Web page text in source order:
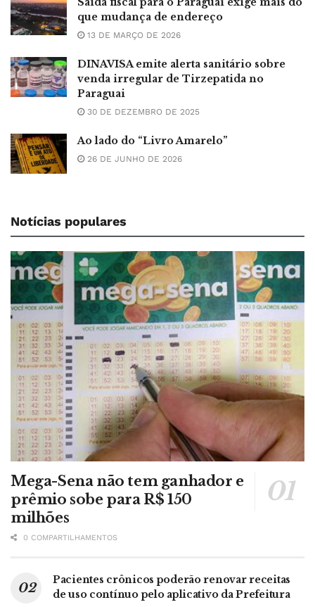
que mudança de endereço
13 DE MARÇO DE 2026
DINAVISA emite alerta sanitário sobre
venda irregular de Tirzepatida no
Paraguai
30 DE DEZEMBRO DE 2025
Ao lado do “Livro Amarelo”
26 DE JUNHO DE 2026
Notícias populares
Mega-Sena não tem ganhador e
prêmio sobe para R$ 150
milhões
0 COMPARTILHAMENTOS
Pacientes crônicos poderão renovar receitas
de uso contínuo pelo aplicativo da Prefeitura